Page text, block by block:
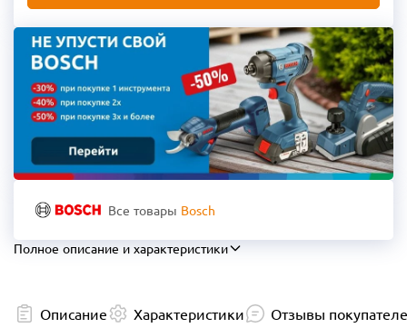
Все товары Bosch
Полное описание и характеристики
Описание Характеристики Отзывы